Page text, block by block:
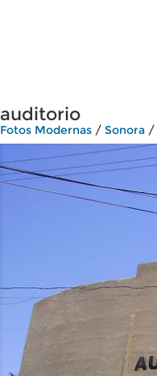
auditorio
Fotos Modernas / Sonora /